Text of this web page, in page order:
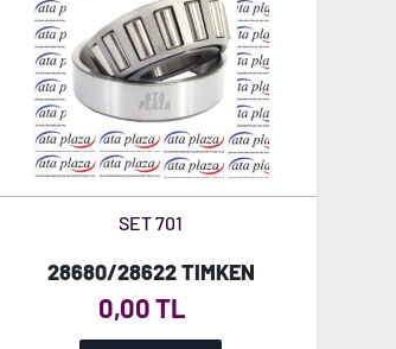
SET 701
28680/28622 TIMKEN
0,00 TL